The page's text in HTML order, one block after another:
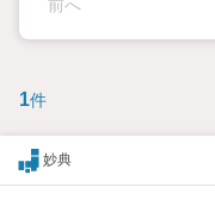
前へ
1件
妙典